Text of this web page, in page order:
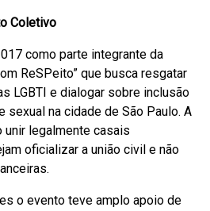
Coletivo
como parte integrante da
ReSPeito” que busca resgatar
LGBTI e dialogar sobre inclusão
na cidade de São Paulo. A
unir legalmente casais
oficializar a união civil e não
o evento teve amplo apoio de